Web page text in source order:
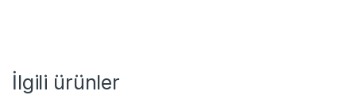
İlgili ürünler